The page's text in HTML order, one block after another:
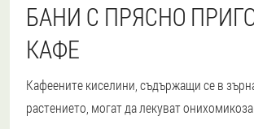
БАНИ С ПРЯСНО
КАФЕ
Кафеените киселини, съдържащи се в
растението, могат да лекуват